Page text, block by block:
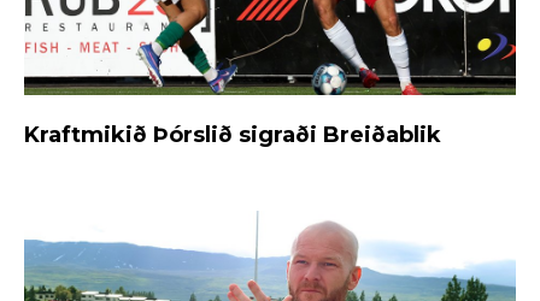
Kraftmikið Þórslið sigraði Breiðablik